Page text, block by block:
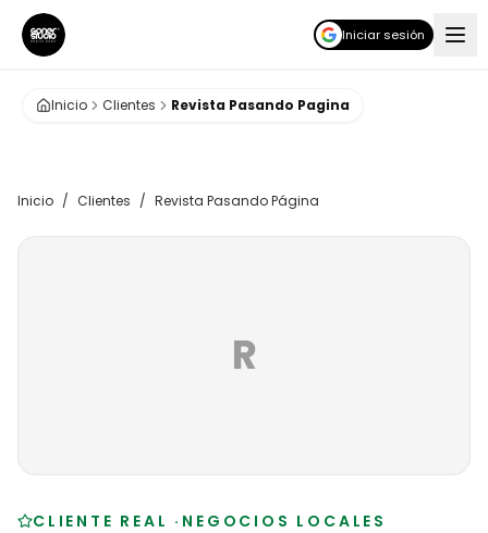
Iniciar sesión
Inicio Clientes Revista Pasando Pagina
Inicio / Clientes / Revista Pasando Página
R
CLIENTE REAL · NEGOCIOS LOCALES